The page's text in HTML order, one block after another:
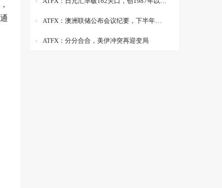
ATFX：澳洲联储公布会议纪要，下半年加息概率50%
ATFX：分分合合，美伊冲突再迎变局